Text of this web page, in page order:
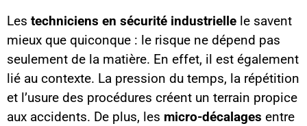
Les techniciens en sécurité industrielle le savent
mieux que quiconque : le risque ne dépend pas
seulement de la matière. En effet, il est également
lié au contexte. La pression du temps, la répétition
et l’usure des procédures créent un terrain propice
aux accidents. De plus, les micro-décalages entre